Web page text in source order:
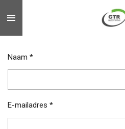
direct
naar
hoofdinhoud
Naam *
E-mailadres *